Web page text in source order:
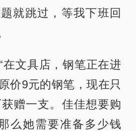
就跳过，等我下班回
在文具店，钢笔正在进
价9元的钢笔，现在只
赠一支。佳佳想要购
么她需要准备多少钱